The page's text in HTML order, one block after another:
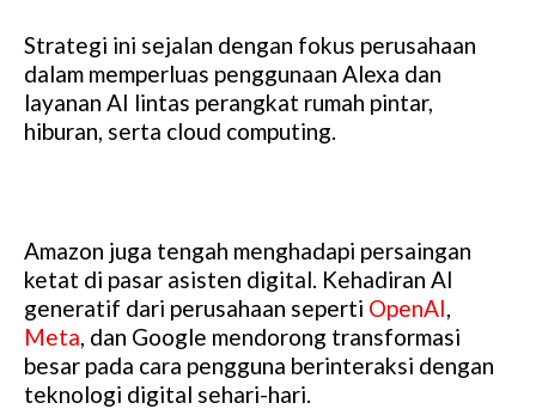
Strategi ini sejalan dengan fokus perusahaan
dalam memperluas penggunaan Alexa dan
layanan AI lintas perangkat rumah pintar,
hiburan, serta cloud computing.
Amazon juga tengah menghadapi persaingan
ketat di pasar asisten digital. Kehadiran AI
generatif dari perusahaan seperti OpenAI,
Meta, dan Google mendorong transformasi
besar pada cara pengguna berinteraksi dengan
teknologi digital sehari-hari.